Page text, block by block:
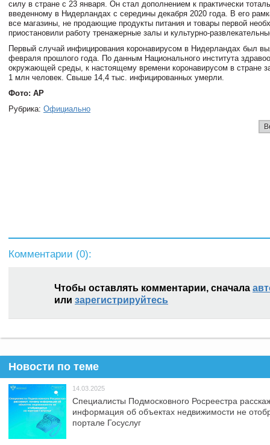
силу в стране с 23 января. Он стал дополнением к практически
введенному в Нидерландах с середины декабря 2020 года. В его
все магазины, не продающие продукты питания и товары первой
приостановили работу тренажерные залы и культурно-
Первый случай инфицирования коронавирусом в Нидерландах был
февраля прошлого года. По данным Национального института
окружающей среды, к настоящему времени коронавирусом в стране
1 млн человек. Свыше 14,4 тыс. инфицированных умерли.
Фото: AP
Рубрика: Официально
Комментарии (0):
Чтобы оставлять комментарии, сначала
или зарегистрируйтесь
Новости по теме
14.03.2025
Специалисты Подмосковного Росреестра
информация об объектах недвижимости не
портале Госуслуг